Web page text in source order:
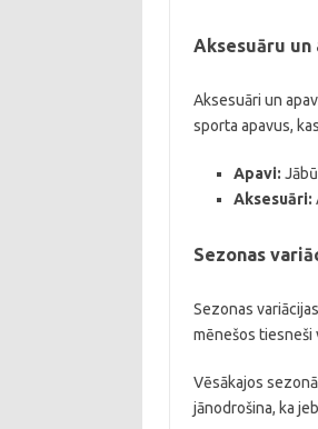
Aksesuāru un
Aksesuāri un
sporta apavus,
Apavi:
Aksesuāri:
Sezonas
Sezonas
mēnešos
Vēsākajos
jānodrošina, ka